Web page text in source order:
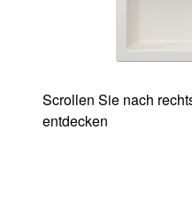
Scrollen Sie nach
entdecken